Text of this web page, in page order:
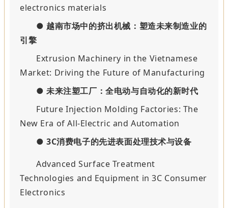
electronics materials
● 越南市场中的挤出机械：塑造未来制造业的
引擎
Extrusion Machinery in the Vietnamese
Market: Driving the Future of Manufacturing
●未来注塑工厂：全电动与自动化的新时代
Future Injection Molding Factories: The
New Era of All-Electric and Automation
●3C消费电子的先进表面处理技术与设备
Advanced Surface Treatment
Technologies and Equipment in 3C Consumer
Electronics